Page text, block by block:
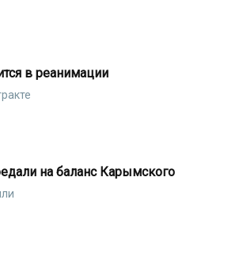
в реанимации
на баланс Карымского